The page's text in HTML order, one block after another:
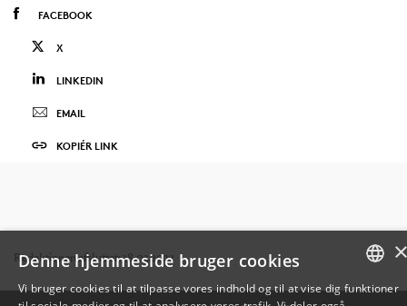
FACEBOOK
X
LINKEDIN
EMAIL
KOPIÉR LINK
Redaktionen afsluttet: 18.03.2022
Denne hjemmeside bruger cookies
Vi bruger cookies til at tilpasse vores indhold og til at vise dig funktioner